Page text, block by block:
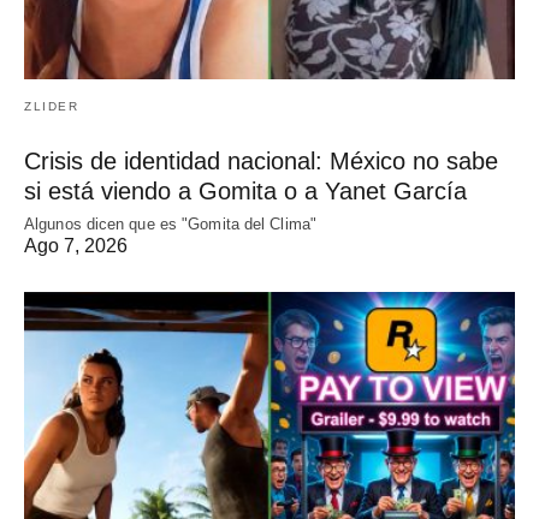
ZLIDER
Crisis de identidad nacional: México no sabe
si está viendo a Gomita o a Yanet García
Algunos dicen que es "Gomita del Clima"
Ago 7, 2026